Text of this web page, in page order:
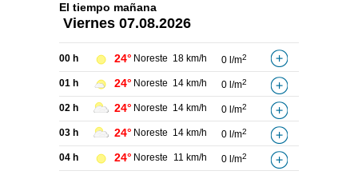
El tiempo mañana
Viernes 07.08.2026
00 h 24° Noreste 18 km/h 0 l/m2
01 h 24° Noreste 14 km/h 0 l/m2
02 h 24° Noreste 14 km/h 0 l/m2
03 h 24° Noreste 14 km/h 0 l/m2
04 h 24° Noreste 11 km/h 0 l/m2